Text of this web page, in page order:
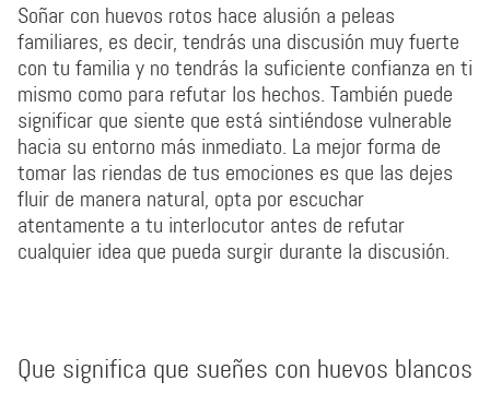
Soñar con huevos rotos hace alusión a peleas
familiares, es decir, tendrás una discusión muy fuerte
con tu familia y no tendrás la suficiente confianza en ti
mismo como para refutar los hechos. También puede
significar que siente que está sintiéndose vulnerable
hacia su entorno más inmediato. La mejor forma de
tomar las riendas de tus emociones es que las dejes
fluir de manera natural, opta por escuchar
atentamente a tu interlocutor antes de refutar
cualquier idea que pueda surgir durante la discusión.
Que significa que sueñes con huevos blancos